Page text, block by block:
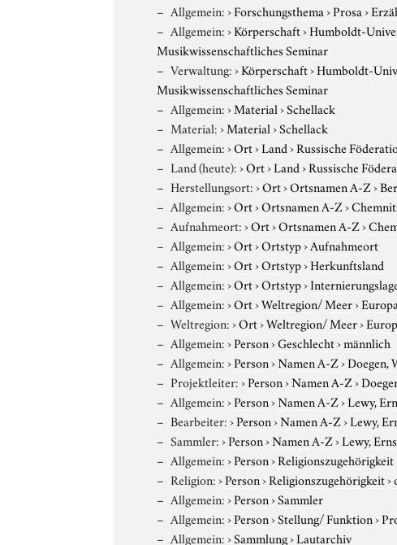
Allgemein:›Forschungsthema›Prosa›
Allgemein:›Körperschaft›Humboldt-
Musikwissenschaftliches Seminar
Verwaltung:›Körperschaft›Humboldt-
Musikwissenschaftliches Seminar
Allgemein:›Material›Schellack
Material:›Material›Schellack
Allgemein:›Ort›Land›Russische
Land (heute):›Ort›Land›Russische
Herstellungsort:›Ort›Ortsnamen A-Z›
Allgemein:›Ort›Ortsnamen A-Z›
Aufnahmeort:›Ort›Ortsnamen A-Z›
Allgemein:›Ort›Ortstyp›Aufnahmeort
Allgemein:›Ort›Ortstyp›Herkunftsland
Allgemein:›Ort›Ortstyp›
Allgemein:›Ort›Weltregion/ Meer›Europa
Weltregion:›Ort›Weltregion/ Meer›
Allgemein:›Person›Geschlecht›männlich
Allgemein:›Person›Namen A-Z›Doegen,
Projektleiter:›Person›Namen A-Z›
Allgemein:›Person›Namen A-Z›Lewy,
Bearbeiter:›Person›Namen A-Z›Lewy,
Sammler:›Person›Namen A-Z›Lewy,
Allgemein:›Person›Religionszugehörigkeit
Religion:›Person›Religionszugehörigkeit›
Allgemein:›Person›Sammler
Allgemein:›Person›Stellung/ Funktion›
Allgemein:›Sammlung›Lautarchiv